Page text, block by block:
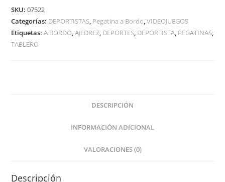
cantidad
SKU:07522
Categorías: DEPORTISTAS, Pegatina a Bordo,VIDEOJUEGOS
Etiquetas:A BORDO,AJEDREZ, DEPORTES, DEPORTISTA, PEGATINAS,
TABLERO
DESCRIPCIÓN
INFORMACIÓN ADICIONAL
VALORACIONES (0)
Descripción